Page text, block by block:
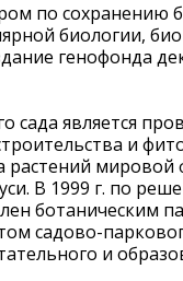
по
биологии,
генофонда
является
и
растений мировой
В 1999 г. по
ботаническим
садово-
и